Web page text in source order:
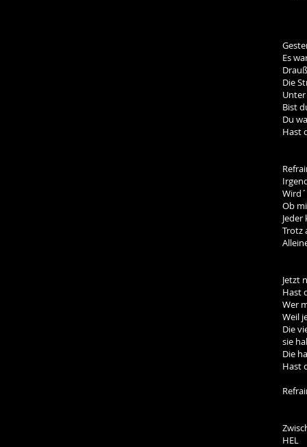
Es
Die
Bist
Du
Hast
Ob
Trotz
Jetzt
Hast
Wer
Weil
Die
sie
Die
Hast
HEL